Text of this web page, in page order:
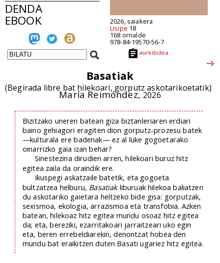
DENDA
EBOOK 2026, saiakera
Lisipe 18
168 orrialde
978-84-19570-56-7
aurkibidea
Basatiak
(Begirada libre bat hilekoari, gorputz askotarikoetatik)
María Reimóndez,2026
Bizitzako uneren batean giza biztanleriaren erdiari
baino gehiagori eragiten dion gorputz-prozesu batek
—kulturala ere badenak— ez al luke gogoetarako
oinarrizko gaia izan behar?
Sinestezina dirudien arren, hilekoari buruz hitz
egitea zaila da oraindik ere.
Ikuspegi askatzaile batetik, eta gogoeta
bultzatzea helburu, Basatiakliburuak hilekoa baliatzen
du askotariko gaietara heltzeko bide gisa: gorputzak,
sexismoa, ekologia, arrazismoa eta transfobia. Azken
batean, hilekoaz hitz egitea mundu osoaz hitz egitea
da; eta, bereziki, ezarritakoari jarraitzeari uko egin
eta, beren errebeldiarekin, denontzat hobea den
mundu bat eraikitzen duten Basati ugariez hitz egitea.